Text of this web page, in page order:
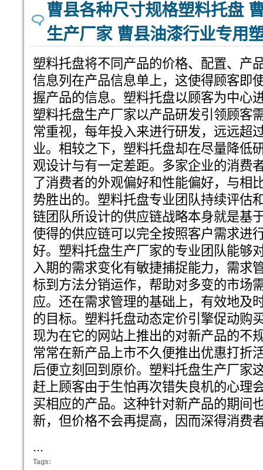
曹县各种尺寸规格塑料托盘
生产厂家 曹县油漆行业专用
塑料托盘将不同产品的价格、配置、产
信息列在产品信息单上，这使得顾客即
握产品的信息。塑料托盘以顾客为中心
塑料托盘生产厂家以产品研发引领顾客
常重视，每年投入来进行研发，远远超
业。相较之下，塑料托盘却在尽量降低
观设计与有一定差距。多家企业的消费
了消费者的外观偏好和性能偏好，与相
势胜出的。塑料托盘专业团队持续评估
链团队所设计的供应链战略本身就是基
使得的供应链可以完全按照客户需求进
好。塑料托盘生产厂家的专业团队能够
入期的需求变化有敏捷捕捉能力，需求
标到方法分销运作，帮助对多变的市场
应。还在需求管理的基础上，有效地及
的目标。塑料托盘动态定价引擎促动购
现为在它的网站上推出的对新产品的不
常常在新产品上市不久便推出优惠打折
后便立刻回到原价。塑料托盘生产厂家
赶上顾客由于生怕再次错失良机的心理
买相应的产品。这种针对新产品的期间
新，但价格不会再提高，因而深得消费
...
Tags: